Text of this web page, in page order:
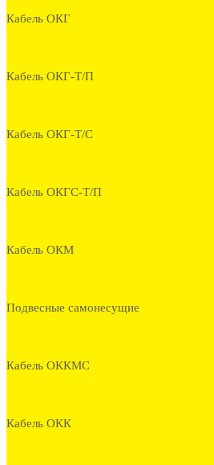
Кабель ОКГ
Кабель ОКГ-Т/П
Кабель ОКГ-Т/С
Кабель ОКГС-Т/П
Кабель ОКМ
Подвесные самонесущие
Кабель ОККМС
Кабель ОКК